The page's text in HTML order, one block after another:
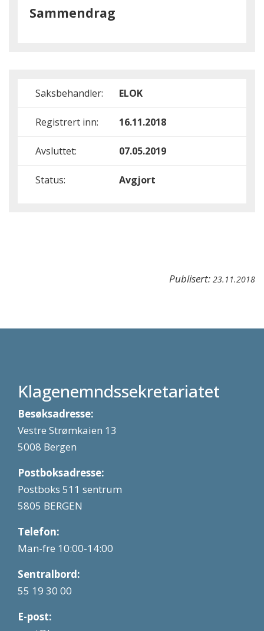
Sammendrag
Saksbehandler: ELOK
Registrert inn: 16.11.2018
Avsluttet: 07.05.2019
Status: Avgjort
Publisert: 23.11.2018
Klagenemndssekretariatet
Besøksadresse:
Vestre Strømkaien 13
5008 Bergen
Postboksadresse:
Postboks 511 sentrum
5805 BERGEN
Telefon:
Man-fre 10:00-14:00
Sentralbord:
55 19 30 00
E-post: